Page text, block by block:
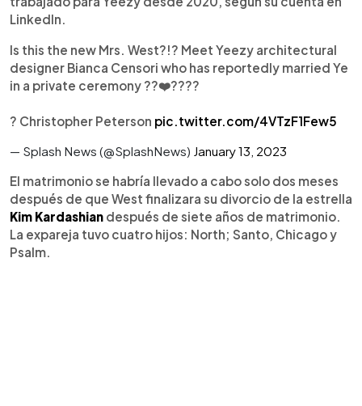
LinkedIn.
Is this the new Mrs. West?!? Meet Yeezy architectural
designer Bianca Censori who has reportedly married Ye
in a private ceremony ??‍❤️‍?‍???
⁣? Christopher Peterson pic.twitter.com/4VTzF1Few5
— Splash News (@SplashNews) January 13, 2023
El matrimonio se habría llevado a cabo solo dos meses
después de que West finalizara su divorcio de la estrella
Kim Kardashian después de siete años de matrimonio.
La expareja tuvo cuatro hijos: North; Santo, Chicago y
Psalm.